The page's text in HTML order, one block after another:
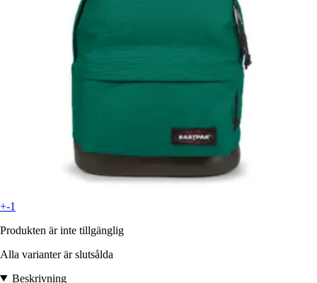
+-1
Produkten är inte tillgänglig
Alla varianter är slutsålda
Beskrivning